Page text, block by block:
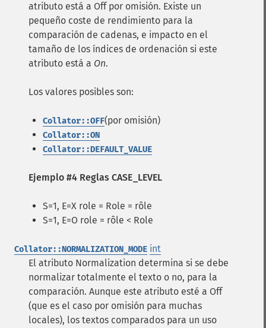
atributo está a Off por omisión. Existe un
pequeño coste de rendimiento para la
comparación de cadenas, e impacto en el
tamaño de los índices de ordenación si este
atributo está a On.
Los valores posibles son:
Collator::OFF(por omisión)
Collator::ON
Collator::DEFAULT_VALUE
Ejemplo #4 Reglas CASE_LEVEL
S=1, E=X role = Role = rôle
S=1, E=O role = rôle < Role
Collator::NORMALIZATION_MODE int
El atributo Normalization determina si se debe
normalizar totalmente el texto o no, para la
comparación. Aunque este atributo esté a Off
(que es el caso por omisión para muchas
locales), los textos comparados para un uso